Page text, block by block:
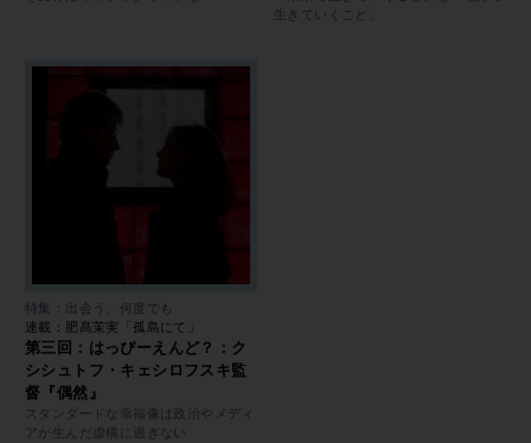
生きていくこと」
特集：出会う、何度でも
連載：肥髙茉実「孤島にて」
第三回：はっぴーえんど？：ク
シシュトフ・キェシロフスキ監
督『偶然』
スタンダードな幸福像は政治やメディ
アが生んだ虚構に過ぎない